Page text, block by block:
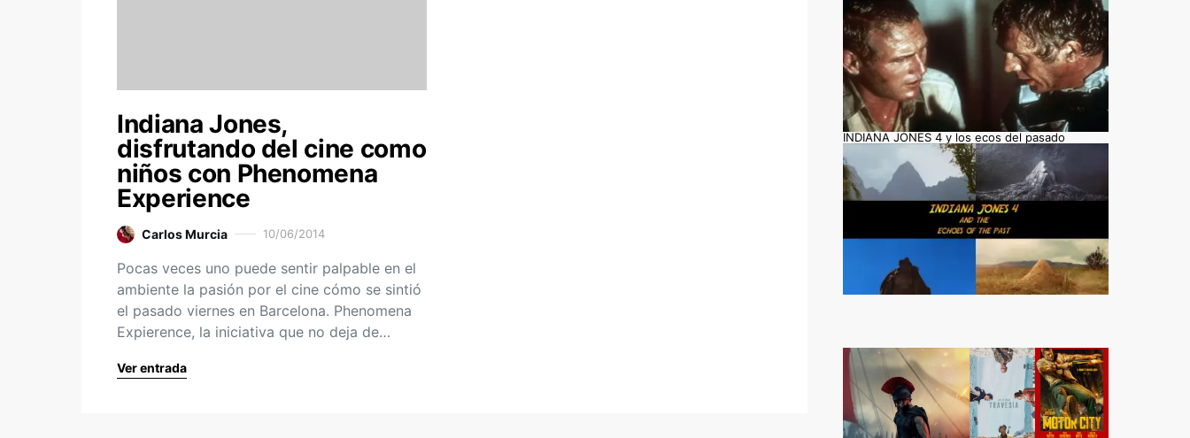
Indiana Jones,
disfrutando del cine como
niños con Phenomena
Experience
Carlos Murcia 10/06/2014
Pocas veces uno puede sentir palpable en el
ambiente la pasión por el cine cómo se sintió
el pasado viernes en Barcelona. Phenomena
Expierence, la iniciativa que no deja de…
Ver entrada
INDIANA JONES 4 y los ecos del pasado